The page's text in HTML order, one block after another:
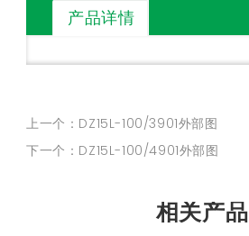
产品详情
上一个：DZ15L-100/3901外部图
下一个：DZ15L-100/4901外部图
相关产品